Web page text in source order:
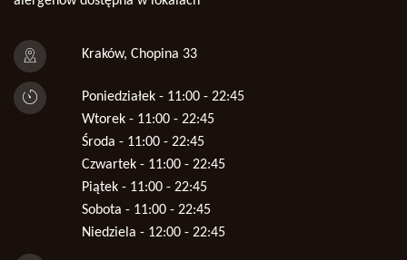
Kraków, Chopina 33
Poniedziałek - 11:00 - 22:45
Wtorek - 11:00 - 22:45
Środa - 11:00 - 22:45
Czwartek - 11:00 - 22:45
Piątek - 11:00 - 22:45
Sobota - 11:00 - 22:45
Niedziela - 12:00 - 22:45